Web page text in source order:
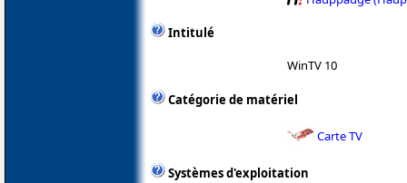
Intitulé
WinTV 10
Catégorie de matériel
Carte TV
Systèmes d'exploitation